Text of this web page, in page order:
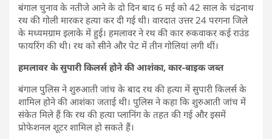
बंगाल चुनाव के नतीजे आने के दो दिन बाद 6 मई को 42 साल के चंद्रनाथ
रथ की गोली मारकर हत्या कर दी गई थी। वारदात उत्तर 24 परगना जिले
के मध्यमग्राम इलाके में हुई। हमलावर ने रथ की कार रुकवाकर कई राउंड
फायरिंग की थी। रथ को सीने और पेट में तीन गोलियां लगी थीं।
हमलावर के सुपारी किलर्स होने की आशंका, कार-बाइक जब्त
बंगाल पुलिस ने शुरुआती जांच के बाद रथ की हत्या में सुपारी किलर्स के
शामिल होने की आशंका जताई थी। पुलिस ने कहा कि शुरुआती जांच में
संकेत मिले हैं कि रथ की हत्या प्लानिंग के तहत की गई और इसमें
प्रोफेशनल शूटर शामिल हो सकते हैं।